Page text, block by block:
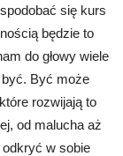
się kurs
będzie to
do głowy wiele
być. Być może
rozwijają to
od malucha aż
w sobie